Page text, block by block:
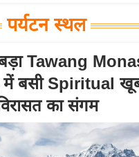
पर्यटन स्थल
Tawang
में बसी Spiritual
का संगम